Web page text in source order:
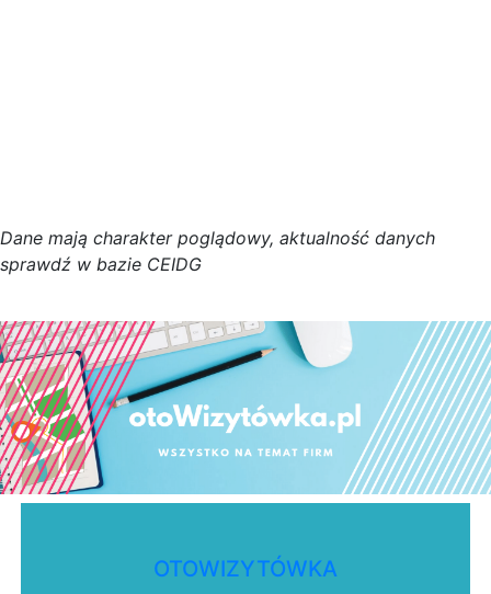
Dane mają charakter poglądowy, aktualność danych
sprawdź w bazie CEIDG
OTOWIZYTÓWKA